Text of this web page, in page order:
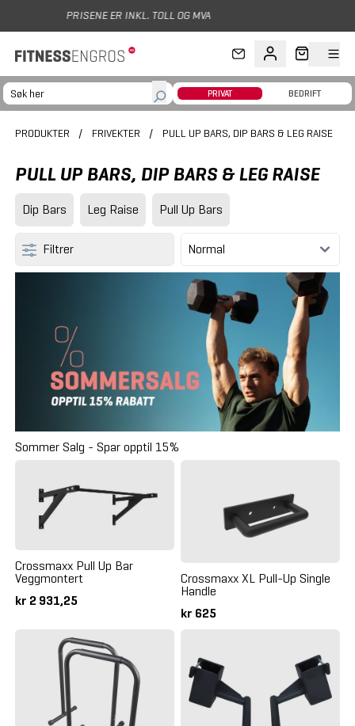
Hopp til hovedinnhold
PRIVAT BEDRIFT
PRODUKTER / FRIVEKTER / PULL UP BARS, DIP BARS & LEG RAISE
PULL UP BARS, DIP BARS & LEG RAISE
Dip Bars Leg Raise Pull Up Bars
Filtrer
Sommer Salg - Spar opptil 15%
Crossmaxx Pull Up Bar
Veggmontert
kr 2 931,25
Crossmaxx XL Pull-Up Single
Handle
kr 625